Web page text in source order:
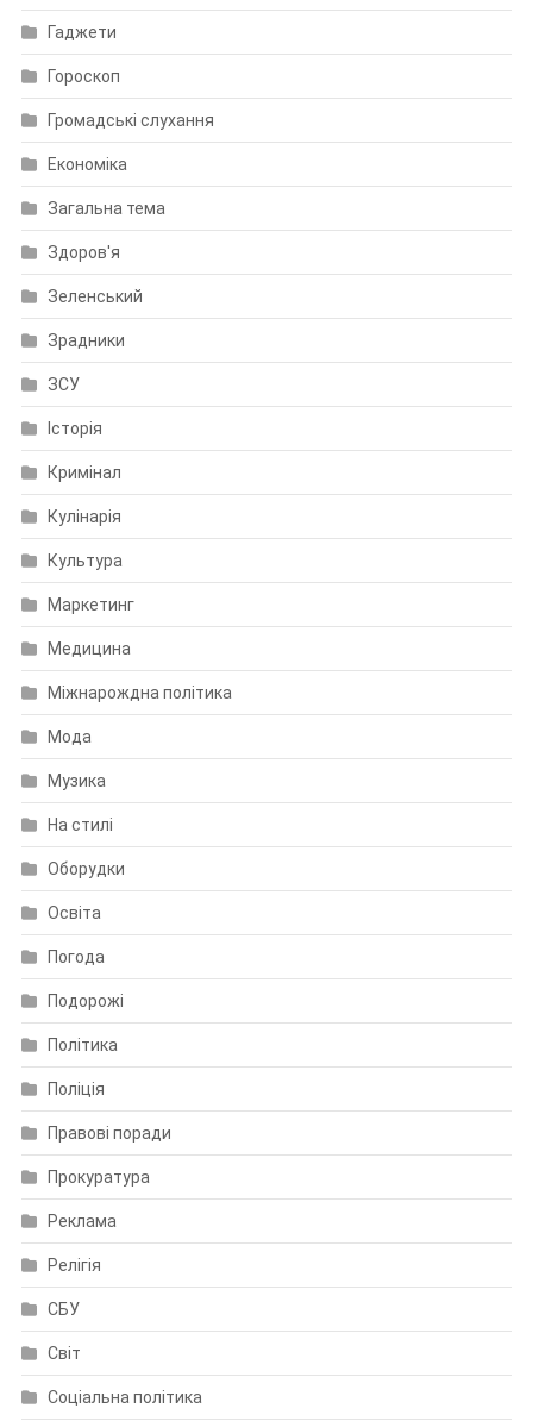
Гаджети
Гороскоп
Громадські слухання
Економіка
Загальна тема
Здоров'я
Зеленський
Зрадники
ЗСУ
Історія
Кримінал
Кулінарія
Культура
Маркетинг
Медицина
Міжнарождна політика
Мода
Музика
На стилі
Оборудки
Освіта
Погода
Подорожі
Політика
Поліція
Правові поради
Прокуратура
Реклама
Релігія
СБУ
Світ
Соціальна політика